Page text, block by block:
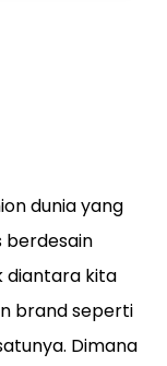
dunia yang
berdesain
diantara kita
brand seperti
Dimana